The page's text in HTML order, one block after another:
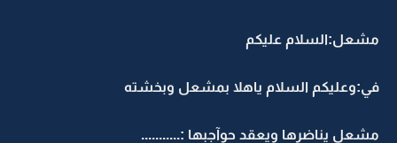
مشعل:السلام عليكم
في:وعليكم السلام ياهلا بمشعل وبخشته
مشعل يناضرها ويعقد حوآجبها :...........